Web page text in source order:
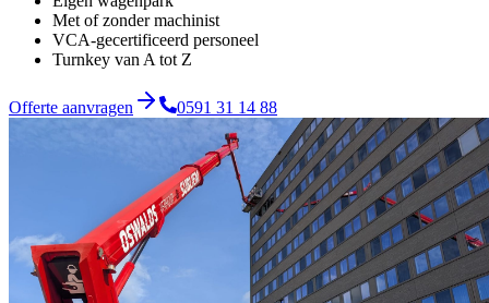
Met of zonder machinist
VCA-gecertificeerd personeel
Turnkey van A tot Z
Offerte aanvragen 0591 31 14 88